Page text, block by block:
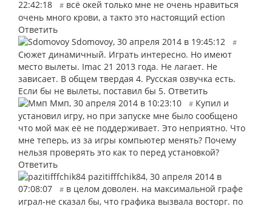
22:42:18
# всё окей только мне не очень нравиться
очень много крови, а такто это настоящий ection
Ответить
Sdomovoy, 30 апреля 2014 в 19:45:12 #
Сюжет динамичный. Играть интересно. Но имеют
место вылеты. Imac 21 2013 года. Не лагает. Не
зависает. В общем твердая 4. Русская озвучка есть.
Если бы не вылеты, поставил бы 5. Ответить
Ммп, 30 апреля 2014 в 10:23:10 # Купил и
установил игру, но при запуске мне было сообщено
что мой мак её не поддерживает. Это неприятно. Что
мне теперь, из за игры компьютер менять? Почему
нельзя проверять это как то перед установкой?
Ответить
pazitifffchik84, 30 апреля 2014 в
07:08:07
# в целом доволен. на максимальной графе
играл-не сказал бы, что графика вызвала восторг. по